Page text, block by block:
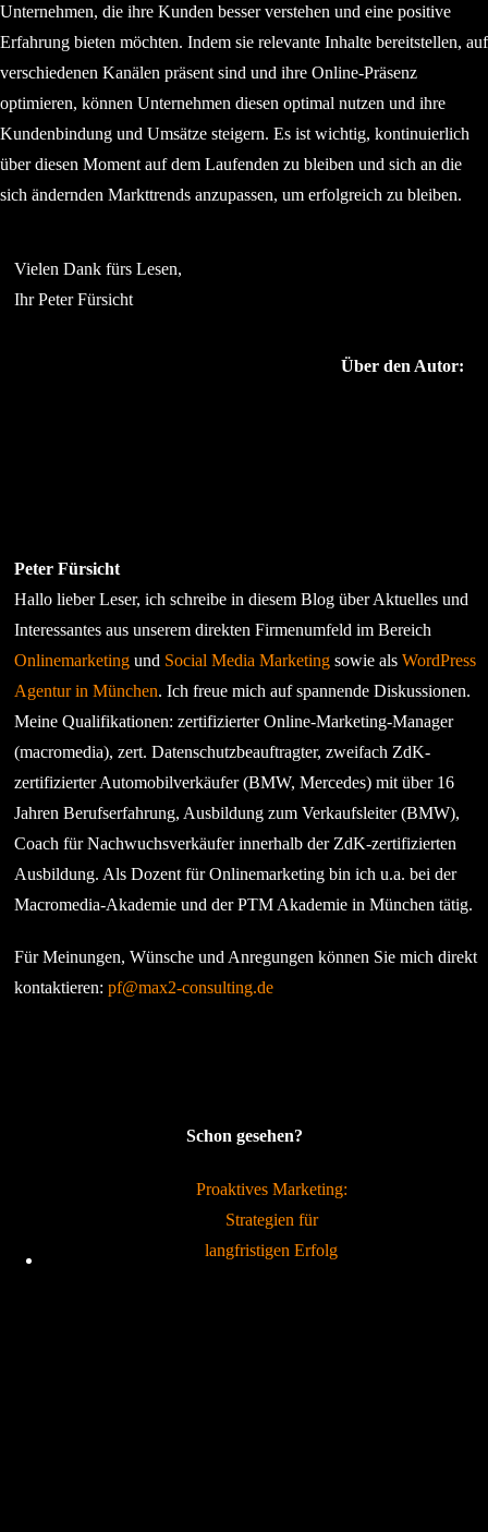
Unternehmen, die ihre Kunden besser verstehen und eine positive
Erfahrung bieten möchten. Indem sie relevante Inhalte bereitstellen, auf
verschiedenen Kanälen präsent sind und ihre Online-Präsenz
optimieren, können Unternehmen diesen optimal nutzen und ihre
Kundenbindung und Umsätze steigern. Es ist wichtig, kontinuierlich
über diesen Moment auf dem Laufenden zu bleiben und sich an die
sich ändernden Markttrends anzupassen, um erfolgreich zu bleiben.
Vielen Dank fürs Lesen,
Ihr Peter Fürsicht
Über den Autor:
Peter Fürsicht
Hallo lieber Leser, ich schreibe in diesem Blog über Aktuelles und
Interessantes aus unserem direkten Firmenumfeld im Bereich
Onlinemarketing und Social Media Marketing sowie alsWordPress
Agentur in München. Ich freue mich auf spannende Diskussionen.
Meine Qualifikationen: zertifizierter Online-Marketing-Manager
(macromedia), zert. Datenschutzbeauftragter, zweifach ZdK-
zertifizierter Automobilverkäufer (BMW, Mercedes) mit über 16
Jahren Berufserfahrung, Ausbildung zum Verkaufsleiter (BMW),
Coach für Nachwuchsverkäufer innerhalb der ZdK-zertifizierten
Ausbildung. Als Dozent für Onlinemarketing bin ich u.a. bei der
Macromedia-Akademie und der PTM Akademie in München tätig.
Für Meinungen, Wünsche und Anregungen können Sie mich direkt
kontaktieren:pf@max2-consulting.de
Schon gesehen?
Proaktives Marketing:
Strategien für
langfristigen Erfolg